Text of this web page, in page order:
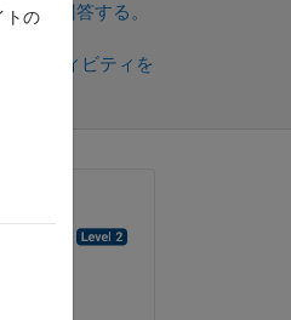
問に回答する。
アクティビティを
トの